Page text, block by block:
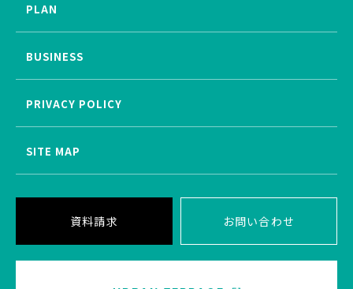
PLAN
BUSINESS
PRIVACY POLICY
SITE MAP
資料請求 お問い合わせ